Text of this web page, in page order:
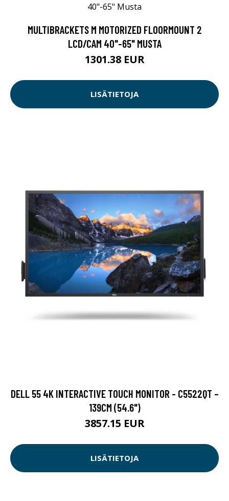
MULTIBRACKETS M MOTORIZED FLOORMOUNT 2
LCD/CAM 40"-65" MUSTA
1301.38 EUR
LISÄTIETOJA
DELL 55 4K INTERACTIVE TOUCH MONITOR - C5522QT –
139CM (54.6")
3857.15 EUR
LISÄTIETOJA